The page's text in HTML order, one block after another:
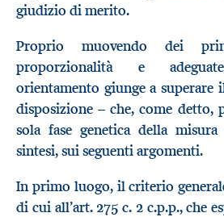
giudizio di merito.
Proprio muovendo dei
proporzionalità e
orientamento giunge a superare
disposizione – che, come detto,
sola fase genetica della
sintesi, sui seguenti argomenti.
In primo luogo, il criterio
di cui all’art. 275 c. 2 c.p.p., che